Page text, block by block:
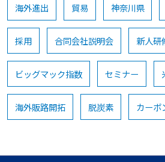
海外進出 貿易 神奈川県
採用 合同会社説明会 新人研
ビッグマック指数 セミナー
海外販路開拓 脱炭素 カーボ